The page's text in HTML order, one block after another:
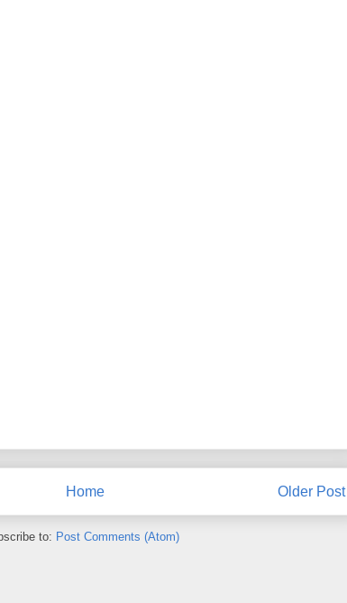
Older Post
Home
to: Post Comments (Atom)